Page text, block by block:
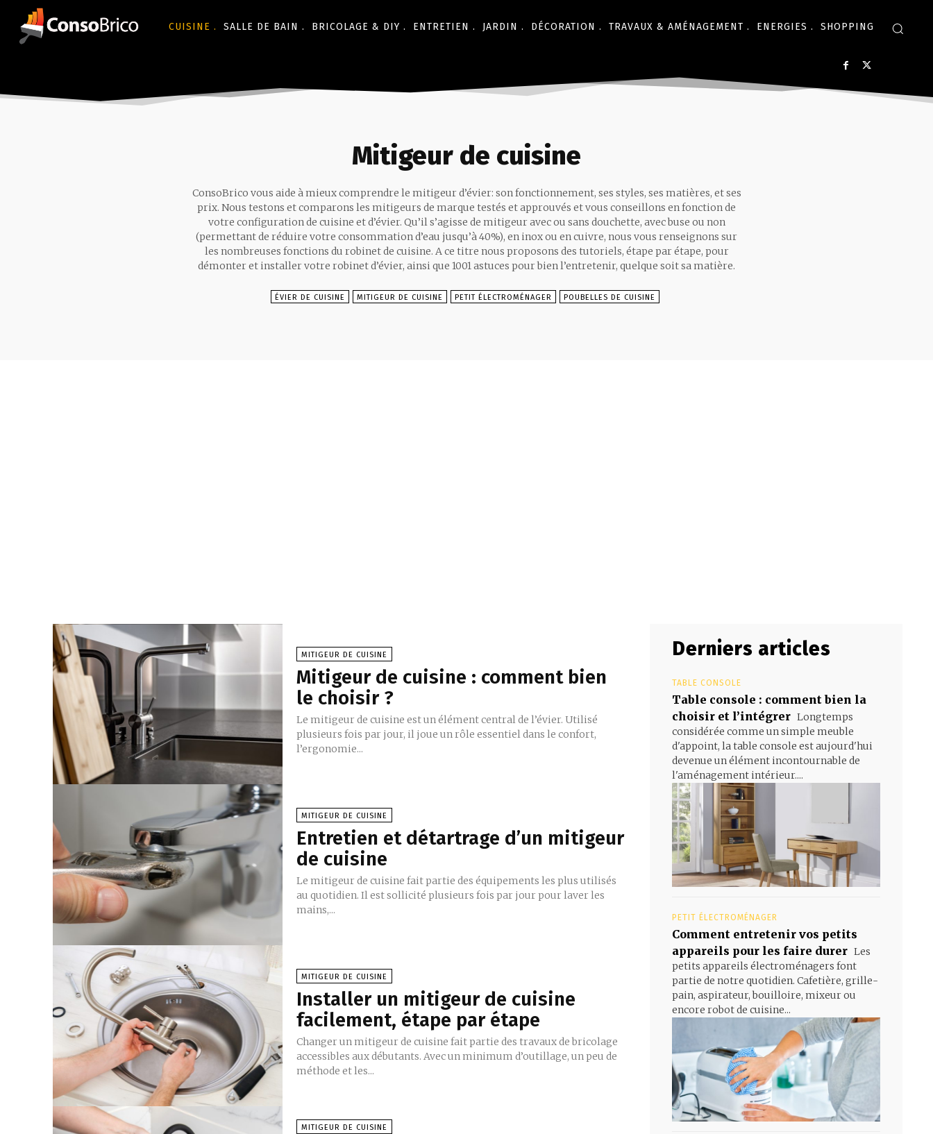
CUISINE . SALLE DE BAIN . BRICOLAGE & DIY . ENTRETIEN . JARDIN . DÉCORATION . TRAVAUX & AMÉNAGEMENT . ENERGIES . SHOPPING
Mitigeur de cuisine
ConsoBrico vous aide à mieux comprendre le mitigeur d’évier: son fonctionnement, ses styles, ses matières, et ses
prix. Nous testons et comparons les mitigeurs de marque testés et approuvés et vous conseillons en fonction de
votre configuration de cuisine et d’évier. Qu’il s’agisse de mitigeur avec ou sans douchette, avec buse ou non
(permettant de réduire votre consommation d’eau jusqu’à 40%), en inox ou en cuivre, nous vous renseignons sur
les nombreuses fonctions du robinet de cuisine. A ce titre nous proposons des tutoriels, étape par étape, pour
démonter et installer votre robinet d’évier, ainsi que 1001 astuces pour bien l’entretenir, quelque soit sa matière.
ÉVIER DE CUISINE MITIGEUR DE CUISINE PETIT ÉLECTROMÉNAGER POUBELLES DE CUISINE
MITIGEUR DE CUISINE
Mitigeur de cuisine : comment bien
le choisir ?
Le mitigeur de cuisine est un élément central de l’évier. Utilisé
plusieurs fois par jour, il joue un rôle essentiel dans le confort,
l’ergonomie...
MITIGEUR DE CUISINE
Entretien et détartrage d’un mitigeur
de cuisine
Le mitigeur de cuisine fait partie des équipements les plus utilisés
au quotidien. Il est sollicité plusieurs fois par jour pour laver les
mains,...
MITIGEUR DE CUISINE
Installer un mitigeur de cuisine
facilement, étape par étape
Changer un mitigeur de cuisine fait partie des travaux de bricolage
accessibles aux débutants. Avec un minimum d’outillage, un peu de
méthode et les...
MITIGEUR DE CUISINE
Derniers articles
TABLE CONSOLE
Table console : comment bien la
choisir et l’intégrer Longtemps
considérée comme un simple meuble
d'appoint, la table console est aujourd'hui
devenue un élément incontournable de
l'aménagement intérieur....
PETIT ÉLECTROMÉNAGER
Comment entretenir vos petits
appareils pour les faire durer Les
petits appareils électroménagers font
partie de notre quotidien. Cafetière, grille-
pain, aspirateur, bouilloire, mixeur ou
encore robot de cuisine...